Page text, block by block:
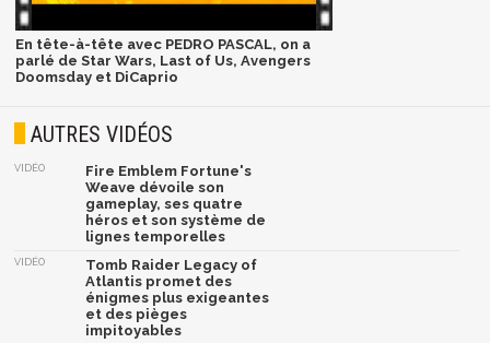
En tête-à-tête avec PEDRO PASCAL, on a
parlé de Star Wars, Last of Us, Avengers
Doomsday et DiCaprio
AUTRES VIDÉOS
VIDÉO
Fire Emblem Fortune's
Weave dévoile son
gameplay, ses quatre
héros et son système de
lignes temporelles
VIDÉO
Tomb Raider Legacy of
Atlantis promet des
énigmes plus exigeantes
et des pièges
impitoyables